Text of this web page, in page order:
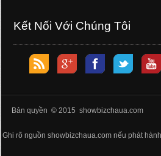
Kết Nối Với Chúng Tôi
Bản quyền © 2015 showbizchaua.com
Ghi rõ nguồn showbizchaua.com nếu phát